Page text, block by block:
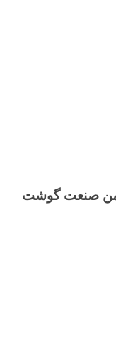
صنعت گوشت